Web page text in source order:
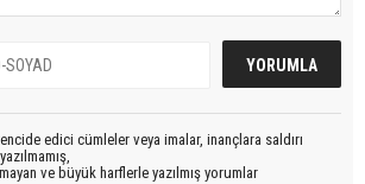
edici cümleler veya imalar, inançlara saldırı
ve büyük harflerle yazılmış yorumlar